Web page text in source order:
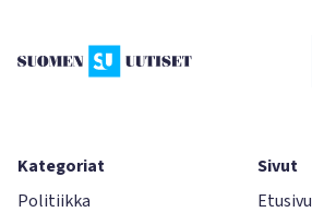
Kategoriat
Politiikka
Sivut
Etusivu